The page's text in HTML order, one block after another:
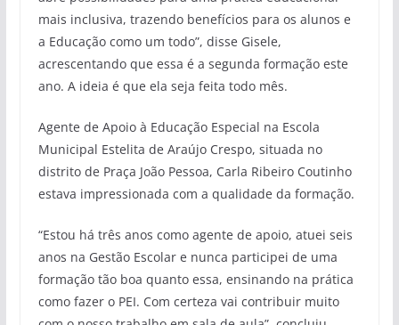
mais inclusiva, trazendo benefícios para os alunos e
a Educação como um todo”, disse Gisele,
acrescentando que essa é a segunda formação este
ano. A ideia é que ela seja feita todo mês.
Agente de Apoio à Educação Especial na Escola
Municipal Estelita de Araújo Crespo, situada no
distrito de Praça João Pessoa, Carla Ribeiro Coutinho
estava impressionada com a qualidade da formação.
“Estou há três anos como agente de apoio, atuei seis
anos na Gestão Escolar e nunca participei de uma
formação tão boa quanto essa, ensinando na prática
como fazer o PEI. Com certeza vai contribuir muito